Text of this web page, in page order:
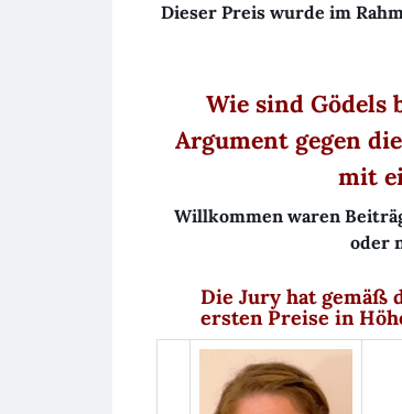
Dieser Preis wurde im
Wie sind Gödels
Argument gegen
mit
Willkommen waren
oder
Die Jury hat gemäß
ersten Preise in